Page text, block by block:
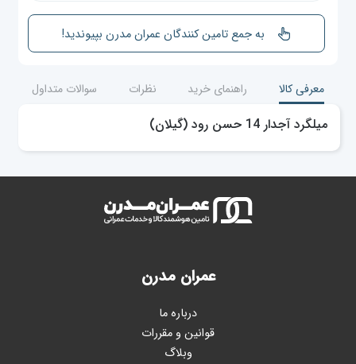
به جمع تامین کنندگان عمران مدرن بپیوندید!
معرفی کالا راهنمای خرید نظرات سوالات متداول
میلگرد آجدار 14 حسن رود (گیلان)
عمران مدرن
درباره ما
قوانین و مقررات
وبلاگ